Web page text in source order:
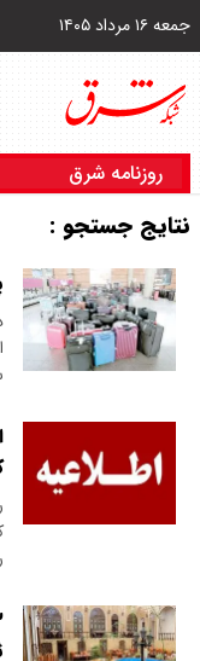
جمعه ۱۶ مرداد ۱۴۰۵
روزنامه شرق
نتایج جستجو :